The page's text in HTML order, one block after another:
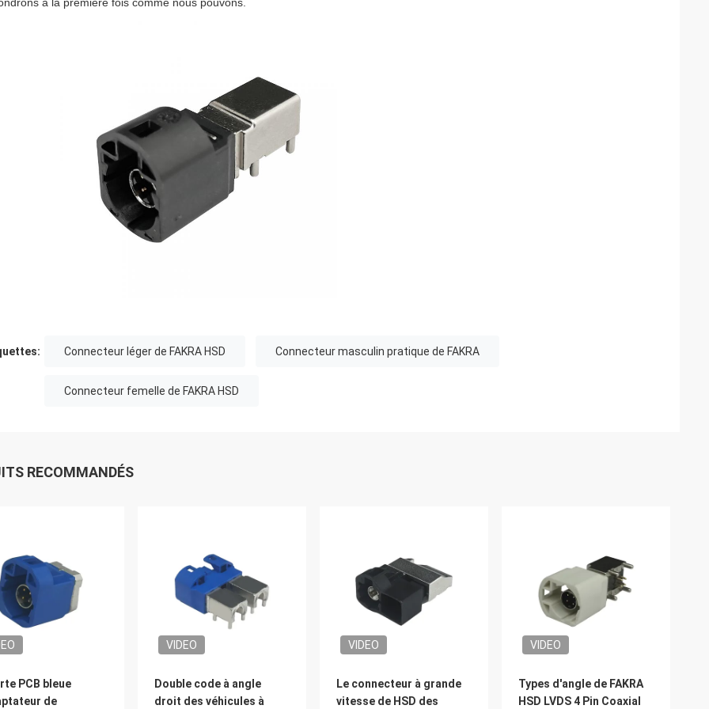
Connecteur léger de FAKRA HSD Connecteur masculin pratique de FAKRA
Connecteur femelle de FAKRA HSD
RECOMMANDÉS
PCB bleue
de
VIDEO
Double code à angle
droit des véhicules à
VIDEO
Le connecteur à grande
vitesse de HSD des
VIDEO
Types d'angle de FAKRA
HSD LVDS 4 Pin Coaxial